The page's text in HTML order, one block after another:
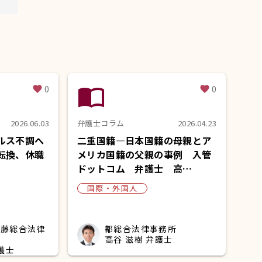
favorite 0
2026.06.03
ス不調へ
換、休職
総合法律
士
import_contacts favorite 0
弁護士コラム 2026.04.23
二重国籍―日本国籍の母親とア
メリカ国籍の父親の事例 入管
ドットコム 弁護士 高…
国際・外国人
都総合法律事務所
高谷 滋樹 弁護士